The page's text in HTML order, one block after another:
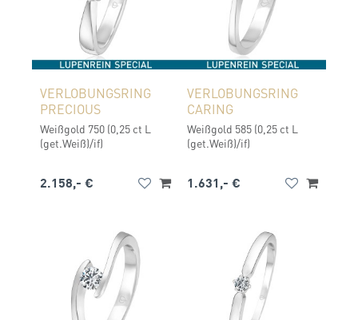
VERLOBUNGSRING
PRECIOUS
Weißgold 750 (0,25 ct L
(get.Weiß)/if)
2.158,- €
VERLOBUNGSRING
CARING
Weißgold 585 (0,25 ct L
(get.Weiß)/if)
1.631,- €